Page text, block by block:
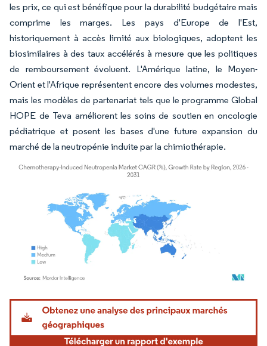
les prix, ce qui est bénéfique pour la durabilité budgétaire mais
comprime les marges. Les pays d'Europe de l'Est,
historiquement à accès limité aux biologiques, adoptent les
biosimilaires à des taux accélérés à mesure que les politiques
de remboursement évoluent. L'Amérique latine, le Moyen-
Orient et l'Afrique représentent encore des volumes modestes,
mais les modèles de partenariat tels que le programme Global
HOPE de Teva améliorent les soins de soutien en oncologie
pédiatrique et posent les bases d'une future expansion du
marché de la neutropénie induite par la chimiothérapie.
Image © Mordor Intelligence. La réutilisation nécessite une attribution sous CC BY